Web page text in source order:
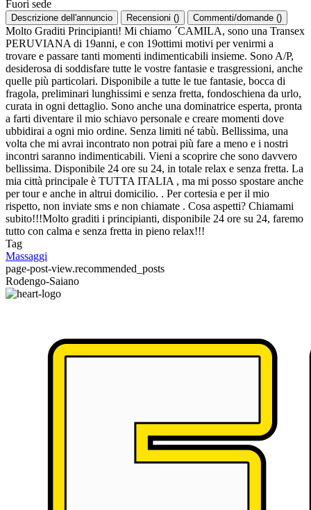
Fuori sede
Descrizione dell'annuncio Recensioni () Commenti/domande ()
Molto Graditi Principianti! Mi chiamo ´CAMILA, sono una Transex
PERUVIANA di 19anni, e con 19ottimi motivi per venirmi a
trovare e passare tanti momenti indimenticabili insieme. Sono A/P,
desiderosa di soddisfare tutte le vostre fantasie e trasgressioni, anche
quelle più particolari. Disponibile a tutte le tue fantasie, bocca di
fragola, preliminari lunghissimi e senza fretta, fondoschiena da urlo,
curata in ogni dettaglio. Sono anche una dominatrice esperta, pronta
a farti diventare il mio schiavo personale e creare momenti dove
ubbidirai a ogni mio ordine. Senza limiti né tabù. Bellissima, una
volta che mi avrai incontrato non potrai più fare a meno e i nostri
incontri saranno indimenticabili. Vieni a scoprire che sono davvero
bellissima. Disponibile 24 ore su 24, in totale relax e senza fretta. La
mia città principale è TUTTA ITALIA , ma mi posso spostare anche
per tour e anche in altrui domicilio. . Per cortesia e per il mio
rispetto, non inviate sms e non chiamate . Cosa aspetti? Chiamami
subito!!!Molto graditi i principianti, disponibile 24 ore su 24, faremo
tutto con calma e senza fretta in pieno relax!!!
Tag
Massaggi
page-post-view.recommended_posts
Rodengo-Saiano